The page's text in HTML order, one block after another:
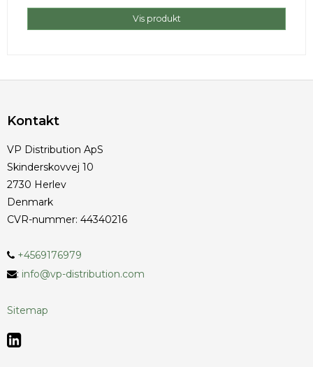
Vis produkt
Kontakt
VP Distribution ApS
Skinderskovvej 10
2730 Herlev
Denmark
CVR-nummer: 44340216
+4569176979
: info@vp-distribution.com
Sitemap